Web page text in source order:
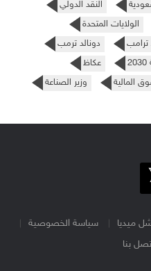
النقد الدولي
الولايات المتحدة
ترامب
دونالد ترمب
عكاظ
المالية وزير الصناعة
ميديا
سياسة الخصوصية
بنا